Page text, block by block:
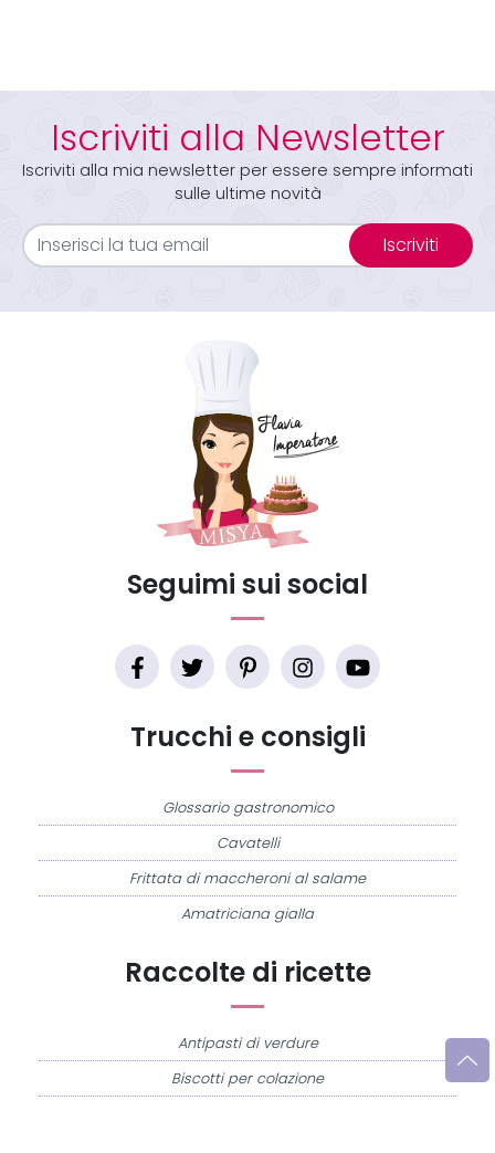
Iscriviti alla Newsletter
Iscriviti alla mia newsletter per essere sempre informati
sulle ultime novità
Iscriviti
Raccolte di ricette
Antipasti di verdure
Biscotti per colazione
Trucchi e consigli
Glossario gastronomico
Cavatelli
Frittata di maccheroni al salame
Amatriciana gialla
Seguimi sui social